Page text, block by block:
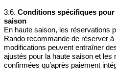
3.6. Conditions spécifiques
saison
En haute saison, les réservations
Rando recommande de réserver à
modifications peuvent entraîner
ajustés pour la haute saison et les
confirmées qu’après paiement